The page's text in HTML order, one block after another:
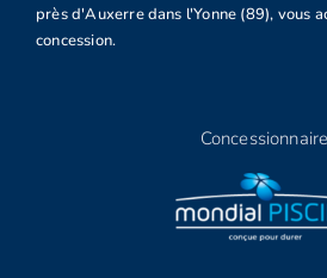
près d'Auxerre dans l'Yonne (89), vous
concession.
Concessionnaire